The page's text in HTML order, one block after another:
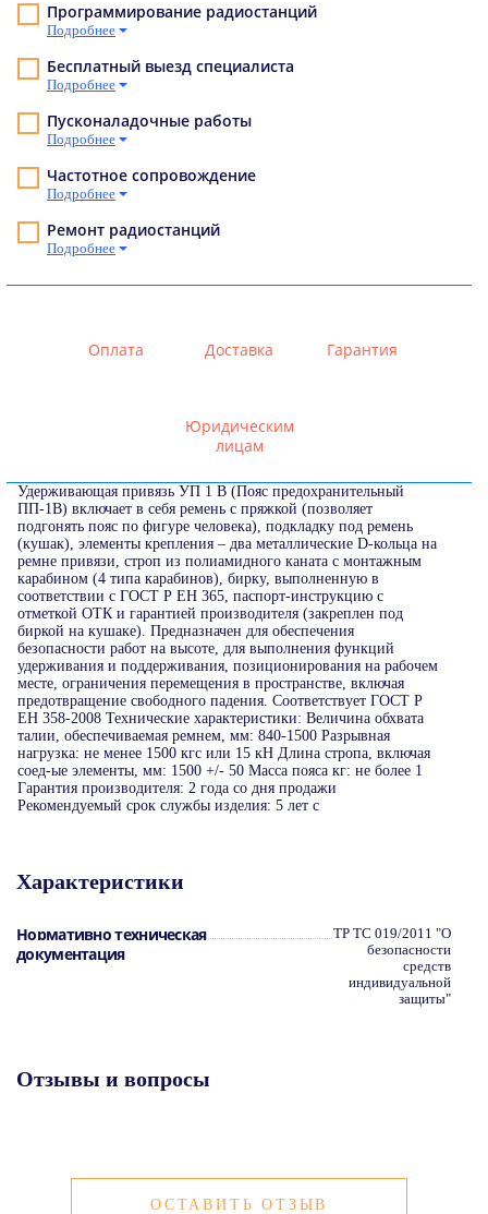
Программирование радиостанций
Подробнее
Бесплатный выезд специалиста
Подробнее
Пусконаладочные работы
Подробнее
Частотное сопровождение
Подробнее
Ремонт радиостанций
Подробнее
Оплата Доставка Гарантия
Юридическим
лицам
Удерживающая привязь УП 1 В (Пояс предохранительный
ПП-1В) включает в себя ремень с пряжкой (позволяет
подгонять пояс по фигуре человека), подкладку под ремень
(кушак), элементы крепления – два металлические D-кольца на
ремне привязи, строп из полиамидного каната с монтажным
карабином (4 типа карабинов), бирку, выполненную в
соответствии с ГОСТ Р ЕН 365, паспорт-инструкцию с
отметкой ОТК и гарантией производителя (закреплен под
биркой на кушаке). Предназначен для обеспечения
безопасности работ на высоте, для выполнения функций
удерживания и поддерживания, позиционирования на рабочем
месте, ограничения перемещения в пространстве, включая
предотвращение свободного падения. Соответствует ГОСТ Р
ЕН 358-2008 Технические характеристики: Величина обхвата
талии, обеспечиваемая ремнем, мм: 840-1500 Разрывная
нагрузка: не менее 1500 кгс или 15 кН Длина стропа, включая
соед-ые элементы, мм: 1500 +/- 50 Масса пояса кг: не более 1
Гарантия производителя: 2 года со дня продажи
Рекомендуемый срок службы изделия: 5 лет с
Характеристики
Нормативно техническая
документация
ТР ТС 019/2011 "О
безопасности
средств
индивидуальной
защиты"
Отзывы и вопросы
ОСТАВИТЬ ОТЗЫВ